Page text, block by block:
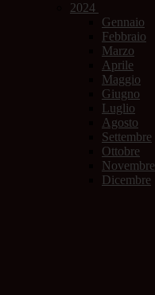
2024
Gennaio
Febbraio
Marzo
Aprile
Maggio
Giugno
Luglio
Agosto
Settembre
Ottobre
Novembre
Dicembre